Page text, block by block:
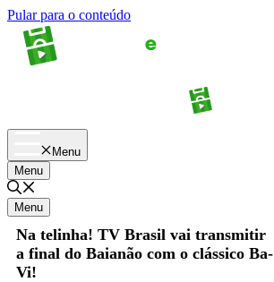
Pular para o conteúdo
Menu
Menu
Menu
Na telinha! TV Brasil vai transmitir
a final do Baianão com o clássico Ba-
Vi!